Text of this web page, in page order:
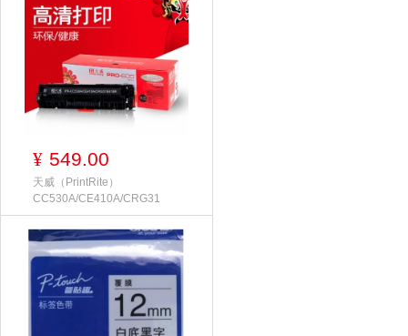
¥ 549.00
天威（PrintRite）
CC530A/CE410A/CRG31